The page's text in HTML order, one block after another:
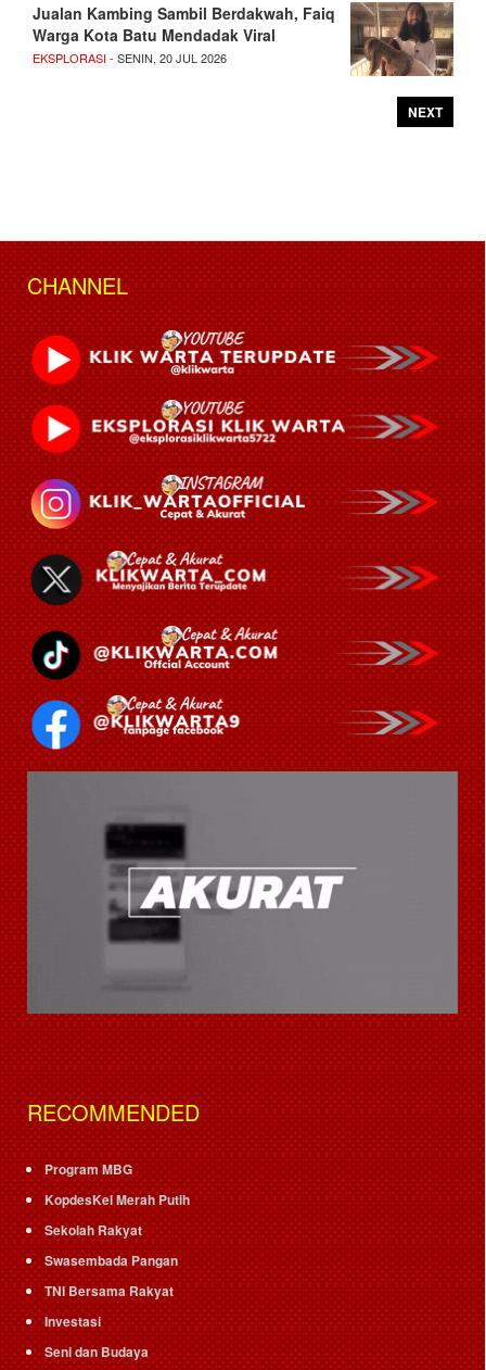
Jualan Kambing Sambil Berdakwah, Faiq
Warga Kota Batu Mendadak Viral
EKSPLORASI- SENIN, 20 JUL 2026
NEXT
CHANNEL
RECOMMENDED
Program MBG
KopdesKel Merah Putih
Sekolah Rakyat
Swasembada Pangan
TNI Bersama Rakyat
Investasi
Seni dan Budaya